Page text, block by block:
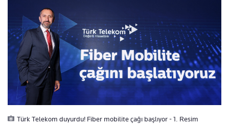
Türk Telekom duyurdu! Fiber mobilite çağı başlıyor - 1. Resim